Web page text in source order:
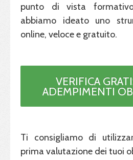
punto di vista
abbiamo ideato uno
online, veloce e gratuito.
VERIFICA
ADEMPIMENTI
Ti consigliamo di
prima valutazione dei tuoi